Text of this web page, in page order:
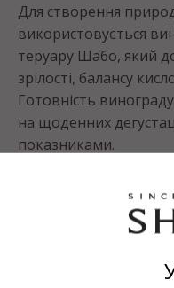
Для створення
використовується
теруару Шабо, який
зрілості, балансу
Готовність
на щоденних
показниками.
збереження свіжості
доставляється на
Процесс бродіння як
певного часу. Коли